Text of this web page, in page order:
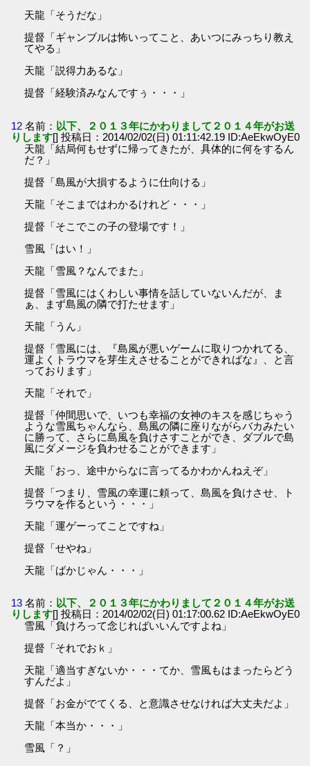
天龍「そうだな」
提督「ギャンブルは怖いってこと、あいつにみっちり教え
てやる」
天龍「説得力あるな」
提督「経験済みなんですぅ・・・」
12 名前： 以下、２０１３年にかわりまして２０１４年がお送
りします[] 投稿日：2014/02/02(日) 01:11:42.19 ID:AeEkwOyE0
天龍「結局何もせずに帰ってきたが、具体的に何をするん
だ？」
提督「島風が大損するように仕向ける」
天龍「そこまではわかるけれど・・・」
提督「そこでこの子の登場です！」
雪風「はい！」
天龍「雪風？なんでまた」
提督「雪風にはくわしい事情を話していないんだが、ま
ぁ、まず島風の隣で打たせます」
天龍「うん」
提督「雪風には、『島風が悪いゲームに取りつかれてる、
運よくトラウマを芽生えさせることができればな』、と言
っております」
天龍「それで」
提督「仲間思いで、いつも幸福の女神のキスを感じちゃう
ような雪風ちゃんなら、島風の隣に座りながらバカみたい
に勝って、さらに島風を負けさすことができ、ダブルで島
風にダメージを負わせることができます」
天龍「おっ、途中からなに言ってるかわかんねえぞ」
提督「つまり、雪風の幸運に頼って、島風を負けさせ、ト
ラウマを作るという・・・」
天龍「運ゲーってことですね」
提督「せやね」
天龍「ばかじゃん・・・」
13 名前： 以下、２０１３年にかわりまして２０１４年がお送
りします[] 投稿日：2014/02/02(日) 01:17:00.62 ID:AeEkwOyE0
雪風「負けろって念じればいいんですよね」
提督「それでおｋ」
天龍「適当すぎないか・・・てか、雪風もはまったらどう
すんだよ」
提督「お金がでてくる、と意識させなければ大丈夫だよ」
天龍「本当か・・・」
雪風「？」